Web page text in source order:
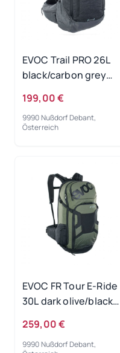
EVOC Trail PRO 26L
black/carbon grey
199,00 €
9990 Nußdorf Debant,
Österreich
EVOC FR Tour E-Ride
30L dark olive/black
259,00 €
9990 Nußdorf Debant,